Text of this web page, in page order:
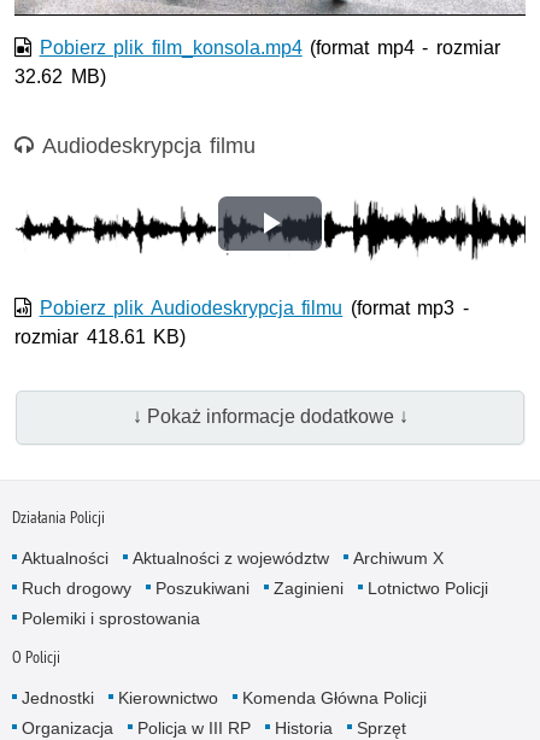
Pobierz plik film_konsola.mp4(format mp4 - rozmiar
32.62 MB)
Nagranie audio
Audiodeskrypcja filmu
Odtwórz
wideo
Pobierz plik Audiodeskrypcja filmu (format mp3 -
rozmiar 418.61 KB)
↓ Pokaż informacje dodatkowe ↓
Działania Policji
Aktualności Aktualności z województw
Archiwum X
Ruch drogowy
Poszukiwani Zaginieni
Lotnictwo Policji
Polemiki i sprostowania
O Policji
Jednostki Kierownictwo
Komenda Główna Policji
Organizacja
Policja w III RP Historia
Sprzęt